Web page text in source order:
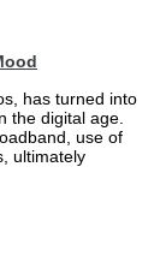
has turned into
the digital age.
use of
ultimately